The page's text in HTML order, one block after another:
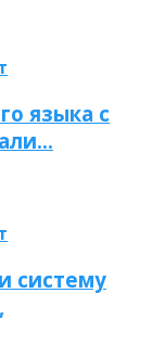
языка с
систему